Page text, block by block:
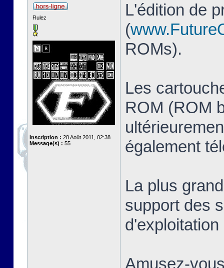
Rulez
Inscription : 28 Août 2011, 02:38
Message(s) : 55
L'édition de
(
ROMs).
Les
ROM (ROM
également
La plus
support des
Amusez-